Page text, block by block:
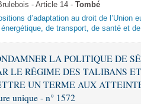
- Article 14 - Tombé
d’adaptation au droit de l’Union
de transport, de santé et
LA POLITIQUE DE
LE RÉGIME DES TALIBANS
UN TERME AUX
unique - n° 1572